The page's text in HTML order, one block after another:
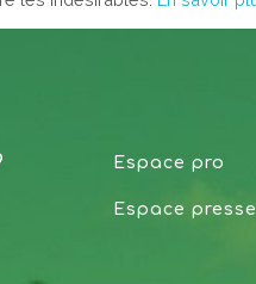
Espace pro
Espace presse